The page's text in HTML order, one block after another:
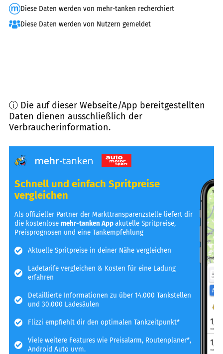
Diese Daten werden von mehr-tanken recherchiert
Diese Daten werden von Nutzern gemeldet
ⓘ Die auf dieser Webseite/App bereitgestellten
Daten dienen ausschließlich der
Verbraucherinformation.
Schnell und einfach Spritpreise
vergleichen
Als offizieller Partner der Markttransparenzstelle liefert dir
die kostenlosemehr-tanken Appakutelle Spritpreise,
Preisprognosen und eine Tankempfehlung
Aktuelle Spritpreise in deiner Nähe vergleichen
Ladetarife vergleichen & Kosten für eine Ladung
erfahren
Detaillierte Informationen zu über 14.000 Tankstellen
und 30.000 Ladesäulen
Flizzi empfiehlt dir den optimalen Tankzeitpunkt*
Viele weitere Features wie Preisalarm, Routenplaner*,
Android Auto uvm.